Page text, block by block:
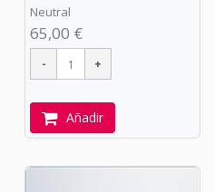
Neutral
65,00 €
Añadir